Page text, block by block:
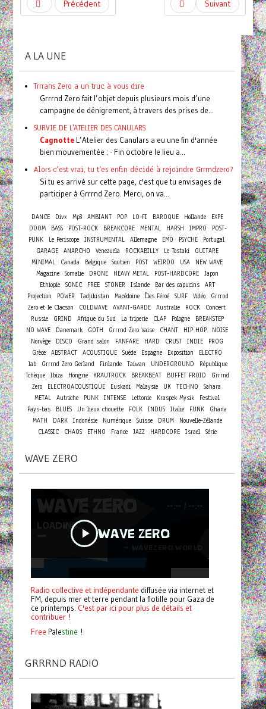
Précédent Suivant
A LA UNE
Trrrans Zero a un truc à vous dire
Grrrnd Zero fait l’objet depuis plusieurs mois d’une
campagne de dénigrement, à travers des prises de...
SURVIE DE L'ATELIER DES CANULARS
CagnotteL’Atelier des Canulars a eu une fin d'année
bien mouvementée : - Fin octobre le lieu a...
Alors c'est vrai, tu t'es enfin décidé à rejoindre Grrrndzero?
Si tu es arrivé sur cette page, c'est que tu envisages de
participer à Grrrnd Zero. Merci, on va...
DANCE Divx Mp3 AMBIANT POP LO-FI BAROQUE Hollande
EXPE
DOOM
BASS POST-ROCK BREAKCORE MENTAL HARSH IMPRO
POST-
PUNK
Le Periscope INSTRUMENTAL Allemagne EMO PSYCHE
Portugal
GARAGE
ANARCHO Venezuela ROCKABILLY Le Tostaki
GUITARE
MINIMAL
Canada Belgique Soutien POST WEIRDO USA
NEW WAVE
Magazine
Somalie DRONE HEAVY METAL POST-HARDCORE
Japon
Ethiopie
SONIC FREE STONER Islande Bar des capucins
ART
Projection
POWER Tadjikistan Macédoine Îles Féroé SURF Vidéo
Grrrnd
Zero et le Clacson
COLDWAVE AVANT-GARDE Australie ROCK Concert
Russie GRIND Afrique du Sud La triperie CLAP Pologne
BREAKSTEP
NO WAVE
Danemark GOTH Grrrnd Zero Vaise CHANT HIP HOP
NOISE
Norvège
DISCO Grand salon FANFARE HARD CRUST INDIE
PROG
Grèce ABSTRACT ACOUSTIQUE Suède Espagne Exposition
ELECTRO
lab
Grrrnd Zero Gerland Finlande Taiwan UNDERGROUND
République
Tchèque
Ibiza Hongrie KRAUTROCK BREAKBEAT BUFFET FROID
Grrrnd
Zero
ELECTROACOUSTIQUE Euskadi Malaysie UK TECHNO
Sahara
METAL Autriche PUNK INTENSE Lettonie Kraspek Mysik
Festival
Pays-bas
BLUES Un lieux chouette FOLK INDUS Italie FUNK
Ghana
MATH
DARK Indonésie Numérique Suisse DRUM
Nouvelle-Zélande
CLASSIC
CHAOS ETHNO France JAZZ HARDCORE Israel Série
WAVE ZERO
Radio collective et indépendante diffusée via internet et
FM, depuis mer et terre pendant la flotille pour Gaza de
ce printemps. C'est par ici pour plus de détails et
contribuer !
Free Palestine !
GRRRND RADIO